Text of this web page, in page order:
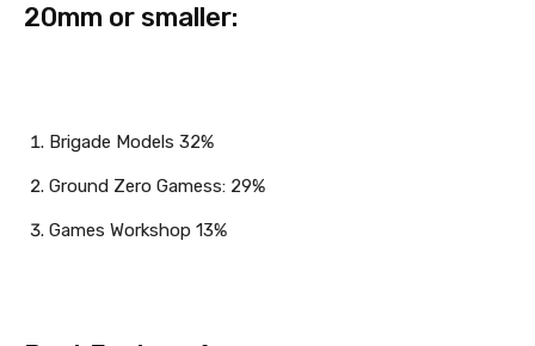
20mm or smaller:
Brigade Models 32%
Ground Zero Gamess: 29%
Games Workshop 13%